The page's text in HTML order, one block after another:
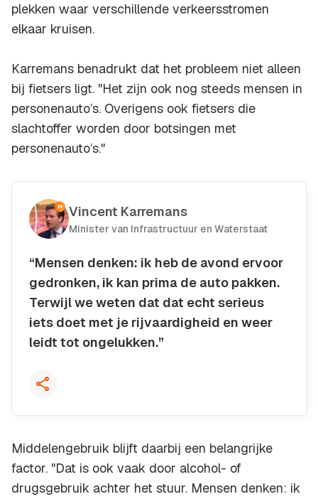
plekken waar verschillende verkeersstromen
elkaar kruisen.
Karremans benadrukt dat het probleem niet alleen
bij fietsers ligt. "Het zijn ook nog steeds mensen in
personenauto’s. Overigens ook fietsers die
slachtoffer worden door botsingen met
personenauto’s."
Vincent Karremans
Minister van Infrastructuur en Waterstaat
“Mensen denken: ik heb de avond ervoor
gedronken, ik kan prima de auto pakken.
Terwijl we weten dat dat echt serieus
iets doet met je rijvaardigheid en weer
leidt tot ongelukken.”
Kopieer quote
Middelengebruik blijft daarbij een belangrijke
factor. "Dat is ook vaak door alcohol- of
drugsgebruik achter het stuur. Mensen denken: ik